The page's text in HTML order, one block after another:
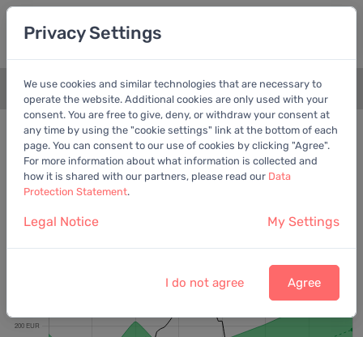
+
Bewertungschart Bereinigter Gewinn
Empfohlene Metrik
SAP SE 170,98 EUR vom6.8.2026
Privacy Settings
We use cookies and similar technologies that are necessary to
operate the website. Additional cookies are only used with your
consent. You are free to give, deny, or withdraw your consent at
any time by using the "cookie settings" link at the bottom of each
page. You can consent to our use of cookies by clicking "Agree".
For more information about what information is collected and
how it is shared with our partners, please read our Data
Protection Statement.
Legal Notice My Settings
I do not agree Agree